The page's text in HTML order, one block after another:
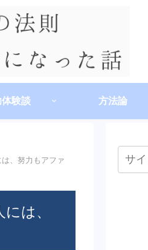
体験談 方法論
、努力もアファ
は、